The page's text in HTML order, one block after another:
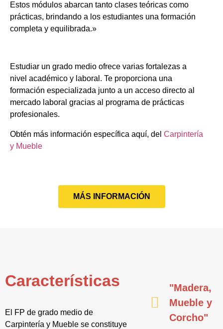
Estos módulos abarcan tanto clases teóricas como
prácticas, brindando a los estudiantes una formación
completa y equilibrada.»
Estudiar un grado medio ofrece varias fortalezas a
nivel académico y laboral. Te proporciona una
formación especializada junto a un acceso directo al
mercado laboral gracias al programa de prácticas
profesionales.
Obtén más información específica aquí, del Carpintería
y Mueble
MÁS INFORMACIÓN
Características
El FP de grado medio de
Carpintería y Mueble se constituye
"Madera,
Mueble y
Corcho"